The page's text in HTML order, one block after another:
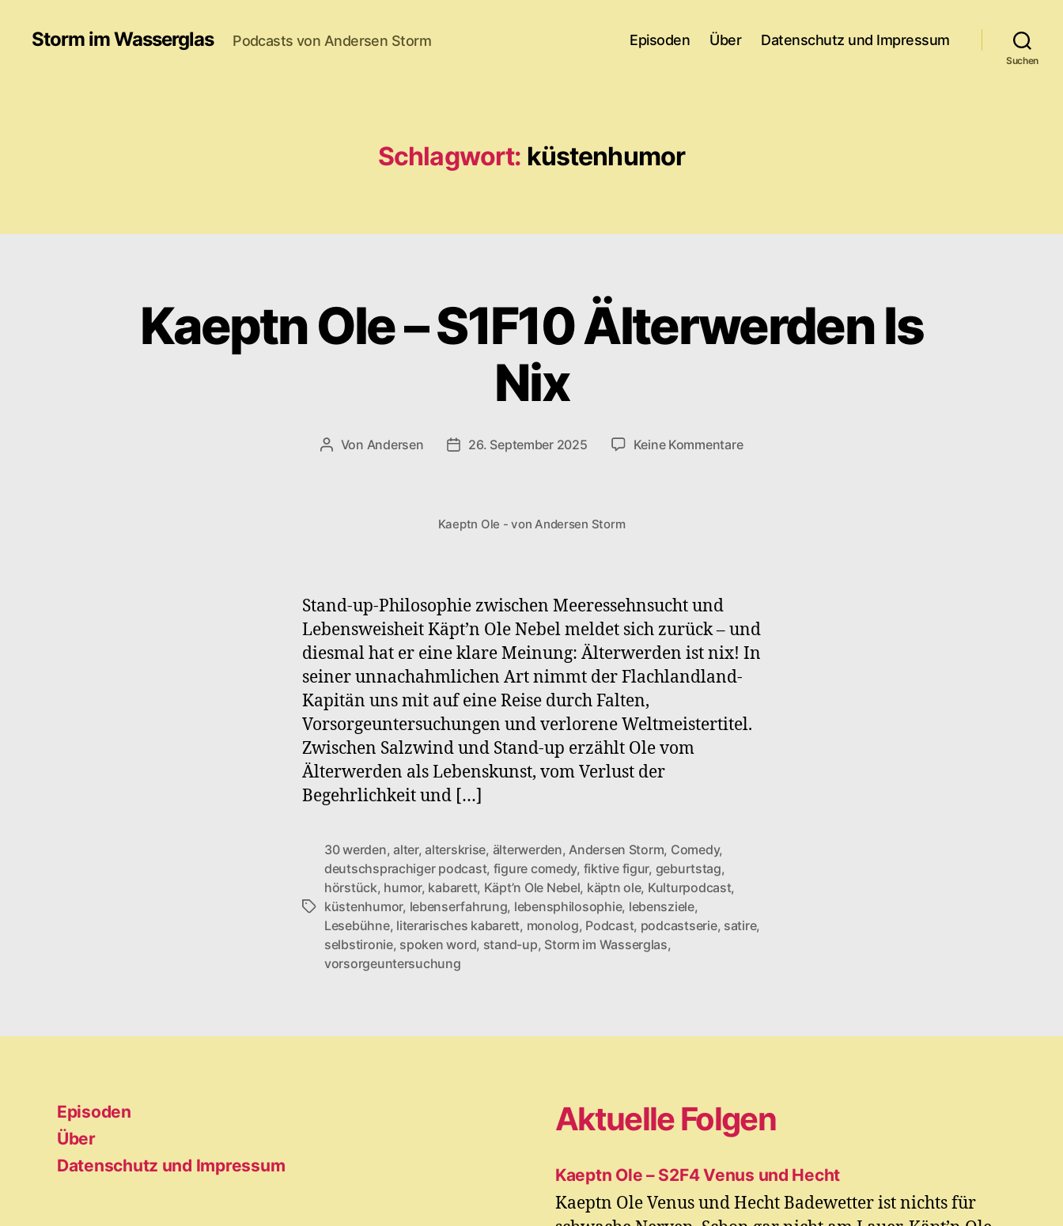
Storm im Wasserglas Podcasts von Andersen Storm Episoden Über Datenschutz und Impressum
Suchen
Schlagwort: küstenhumor
Kaeptn Ole – S1F10 Älterwerden Is
Nix
Beitragsautor
Von Andersen Veröffentlichungsdatum
26. September 2025 Keine Kommentarezu
Kaeptn Ole - von Andersen Storm
Stand-up-Philosophie zwischen Meeressehnsucht und
Lebensweisheit Käpt’n Ole Nebel meldet sich zurück – und
diesmal hat er eine klare Meinung: Älterwerden ist nix! In
seiner unnachahmlichen Art nimmt der Flachlandland-
Kapitän uns mit auf eine Reise durch Falten,
Vorsorgeuntersuchungen und verlorene Weltmeistertitel.
Zwischen Salzwind und Stand-up erzählt Ole vom
Älterwerden als Lebenskunst, vom Verlust der
Begehrlichkeit und […]
Schlagwörter
30 werden,alter,alterskrise, älterwerden,Andersen Storm, Comedy,
deutschsprachiger podcast, figure comedy, fiktive figur, geburtstag,
hörstück, humor, kabarett, Käpt’n Ole Nebel, käptn ole, Kulturpodcast,
küstenhumor, lebenserfahrung, lebensphilosophie, lebensziele,
Lesebühne, literarisches kabarett, monolog, Podcast, podcastserie, satire,
selbstironie, spoken word, stand-up, Storm im Wasserglas,
vorsorgeuntersuchung
Episoden
Über
Datenschutz und Impressum
Aktuelle Folgen
Kaeptn Ole – S2F4 Venus und Hecht
Kaeptn Ole Venus und Hecht Badewetter ist nichts für